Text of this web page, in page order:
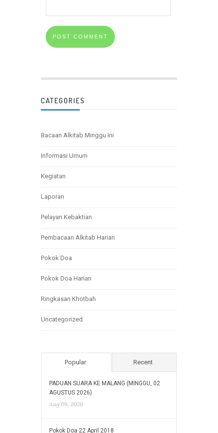
CATEGORIES
Bacaan Alkitab Minggu Ini
Informasi Umum
Kegiatan
Laporan
Pelayan Kebaktian
Pembacaan Alkitab Harian
Pokok Doa
Pokok Doa Harian
Ringkasan Khotbah
Uncategorized
Popular Recent
PADUAN SUARA KE MALANG (MINGGU, 02
AGUSTUS 2026)
Aug 09, 2026
Pokok Doa 22 April 2018